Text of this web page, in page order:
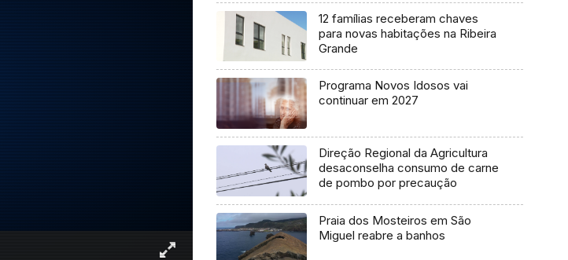
12 famílias receberam chaves
para novas habitações na Ribeira
Grande
Programa Novos Idosos vai
continuar em 2027
Direção Regional da Agricultura
desaconselha consumo de carne
de pombo por precaução
Praia dos Mosteiros em São
Miguel reabre a banhos